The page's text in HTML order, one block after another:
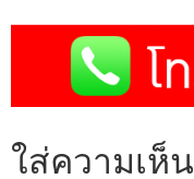
ใส่ความเห็น